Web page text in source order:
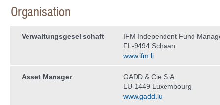
Organisation
Verwaltungs­gesellschaft
IFM Independent Fund
FL-9494 Schaan
www.ifm.li
Asset Manager
GADD & Cie S.A.
LU-1449 Luxembourg
www.gadd.lu